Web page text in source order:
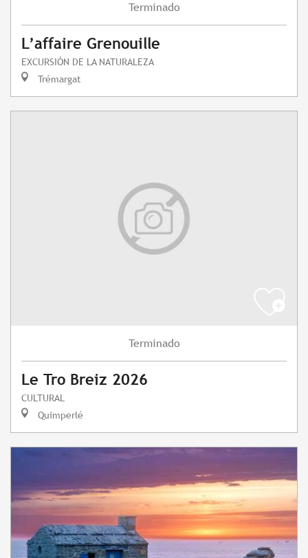
Terminado
L’affaire Grenouille
EXCURSIÓN DE LA NATURALEZA
Trémargat
Terminado
Le Tro Breiz 2026
CULTURAL
Quimperlé